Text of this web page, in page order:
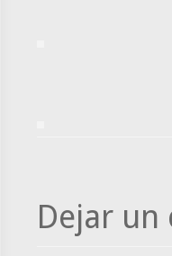
Dejar